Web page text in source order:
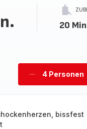
20
Personen
4 Personen
bissfest